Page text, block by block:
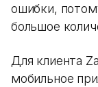
ошибки,
большое
Для клиента
мобильное